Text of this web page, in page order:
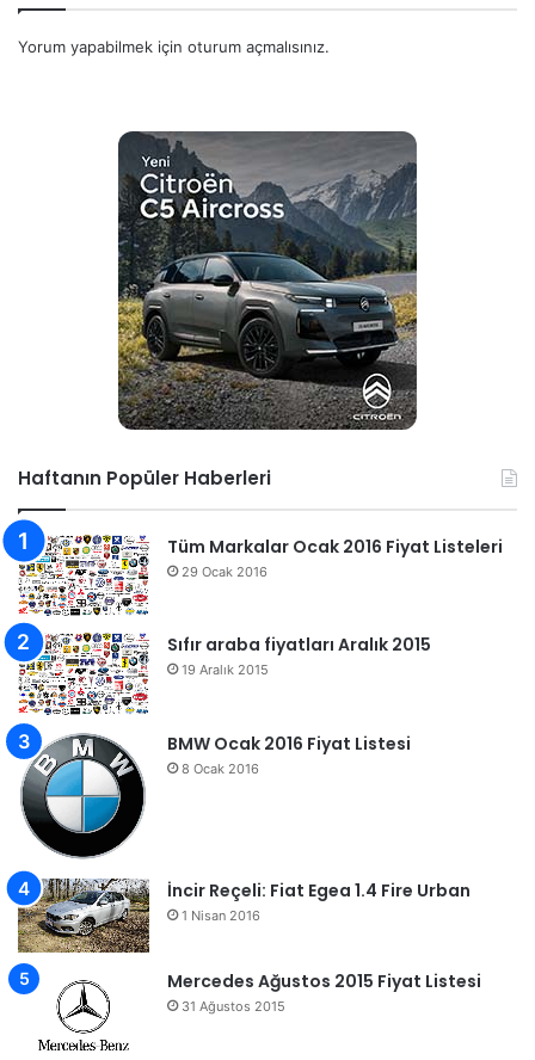
Yorum yapabilmek için oturum açmalısınız.
Haftanın Popüler Haberleri
Tüm Markalar Ocak 2016 Fiyat Listeleri
29 Ocak 2016
Sıfır araba fiyatları Aralık 2015
19 Aralık 2015
BMW Ocak 2016 Fiyat Listesi
8 Ocak 2016
İncir Reçeli: Fiat Egea 1.4 Fire Urban
1 Nisan 2016
Mercedes Ağustos 2015 Fiyat Listesi
31 Ağustos 2015